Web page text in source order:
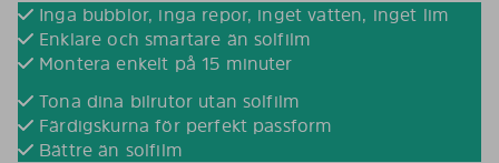
Inga bubblor, inga repor, inget vatten, inget lim
Enklare och smartare än solfilm
Montera enkelt på 15 minuter
Tona dina bilrutor utan solfilm
Färdigskurna för perfekt passform
Bättre än solfilm